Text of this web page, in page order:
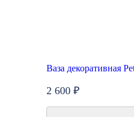
Ваза декоративная
2 600 ₽